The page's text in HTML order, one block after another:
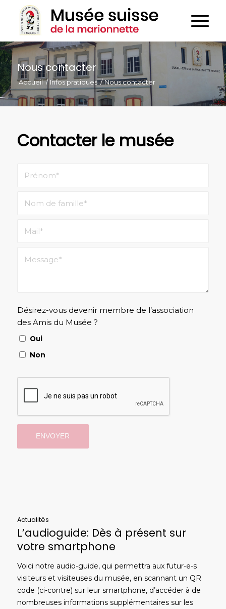
Nous contacter
Accueil / Infos pratiques / Nous contacter
Contacter le musée
Désirez-vous devenir membre de l’association
des Amis du Musée ?
Oui
Non
Actualités
L’audioguide: Dès à présent sur
votre smartphone
Voici notre audio-guide, qui permettra aux futur-e-s
visiteurs et visiteuses du musée, en scannant un QR
code (ci-contre) sur leur smartphone, d’accéder à de
nombreuses informations supplémentaires sur les